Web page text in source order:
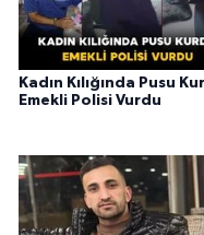
Kadın Kılığında Pusu
Emekli Polisi Vurdu